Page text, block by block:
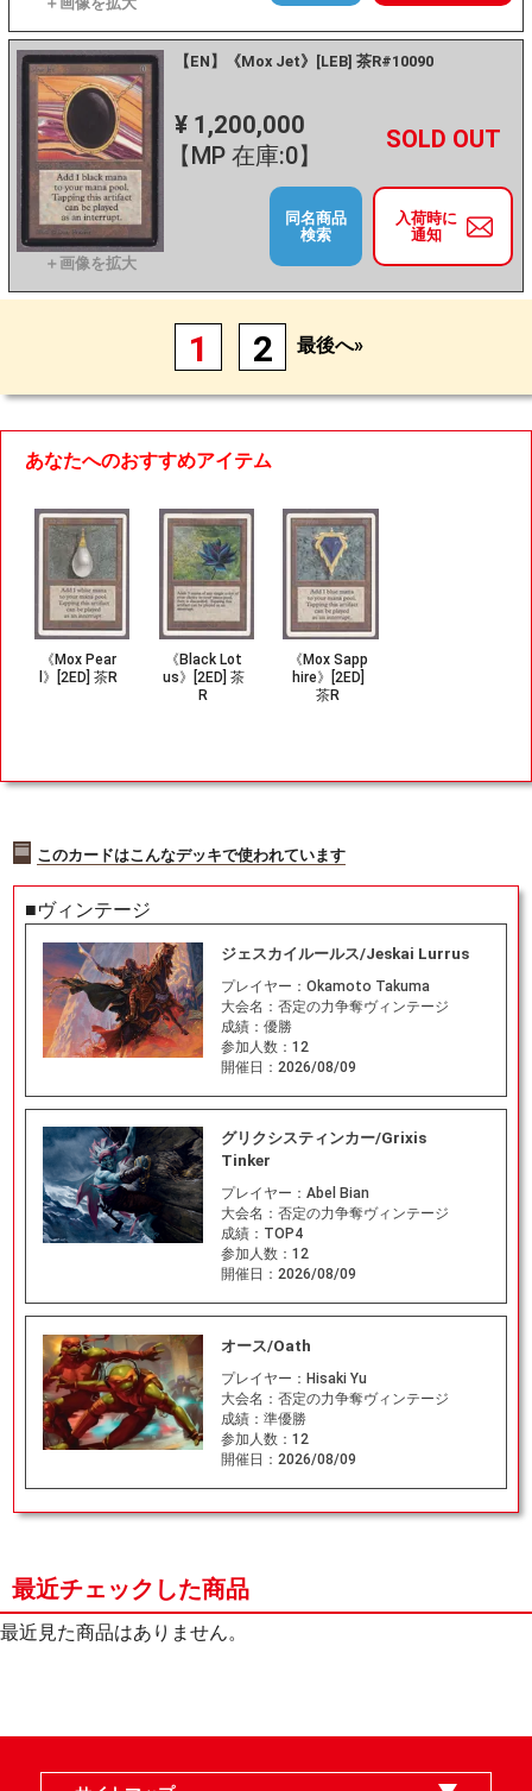
【EN】《Mox Jet》[LEB] 茶R#10090
¥ 1,200,000
【MP 在庫:0】
－ +
入荷時に
通知
同名商品
検索
1 2 最後へ»
あなたへのおすすめアイテム
《Mox Pear
l》[2ED] 茶R
《Black Lot
us》[2ED] 茶
R
《Mox Sapp
hire》[2ED]
茶R
このカードはこんなデッキで使われています
■ヴィンテージ
ジェスカイルールス/Jeskai Lurrus
プレイヤー： Okamoto Takuma
大会名： 否定の力争奪ヴィンテージ
成績： 優勝
参加人数： 12
開催日： 2026/08/09
グリクシスティンカー/Grixis
Tinker
プレイヤー： Abel Bian
大会名： 否定の力争奪ヴィンテージ
成績： TOP4
参加人数： 12
開催日： 2026/08/09
オース/Oath
プレイヤー： Hisaki Yu
大会名： 否定の力争奪ヴィンテージ
成績： 準優勝
参加人数： 12
開催日： 2026/08/09
最近チェックした商品
最近見た商品はありません。